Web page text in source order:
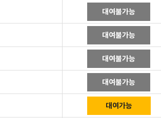
대여불가능
대여불가능
대여불가능
대여불가능
대여가능